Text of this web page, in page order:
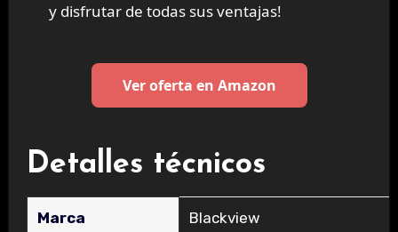
y disfrutar de todas sus ventajas!
Ver oferta en Amazon
Detalles técnicos
Marca ‎Blackview